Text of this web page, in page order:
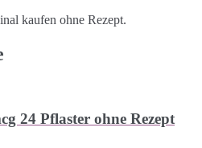
kaufen ohne Rezept.
24 Pflaster ohne Rezept